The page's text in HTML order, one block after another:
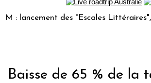
des "Escales Littéraires", la
Baisse de 65 % de la